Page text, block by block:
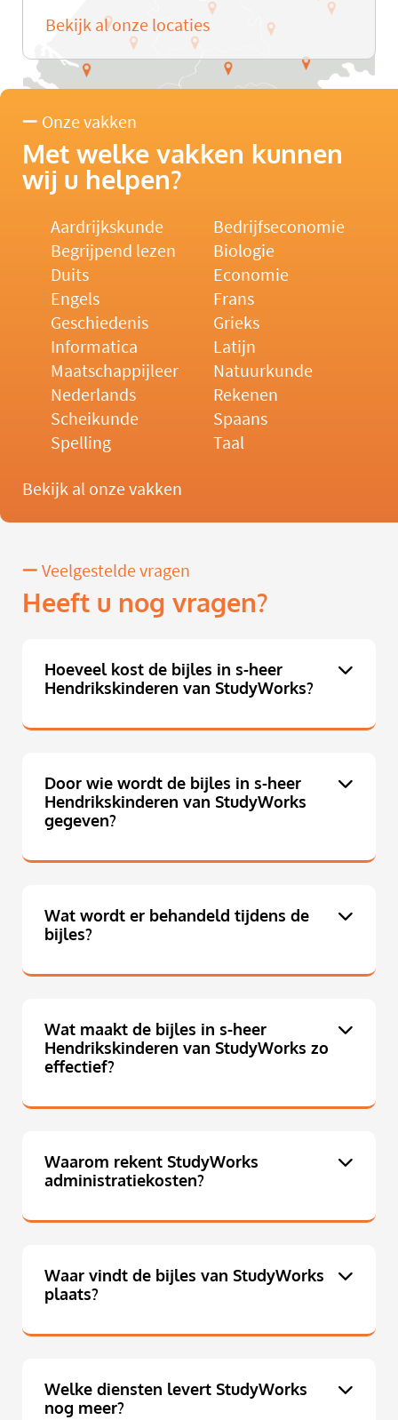
Bekijk al onze locaties
Onze vakken
Met welke vakken kunnen
wij u helpen?
Aardrijkskunde
Bedrijfseconomie
Begrijpend lezen
Biologie
Duits
Economie
Engels
Frans
Geschiedenis
Grieks
Informatica
Latijn
Maatschappijleer
Natuurkunde
Nederlands
Rekenen
Scheikunde
Spaans
Spelling
Taal
Bekijk al onze vakken
Veelgestelde vragen
Heeft u nog vragen?
Hoeveel kost de bijles in s-heer
Hendrikskinderen van StudyWorks?
Door wie wordt de bijles in s-heer
Hendrikskinderen van StudyWorks
gegeven?
Wat wordt er behandeld tijdens de
bijles?
Wat maakt de bijles in s-heer
Hendrikskinderen van StudyWorks zo
effectief?
Waarom rekent StudyWorks
administratiekosten?
Waar vindt de bijles van StudyWorks
plaats?
Welke diensten levert StudyWorks
nog meer?